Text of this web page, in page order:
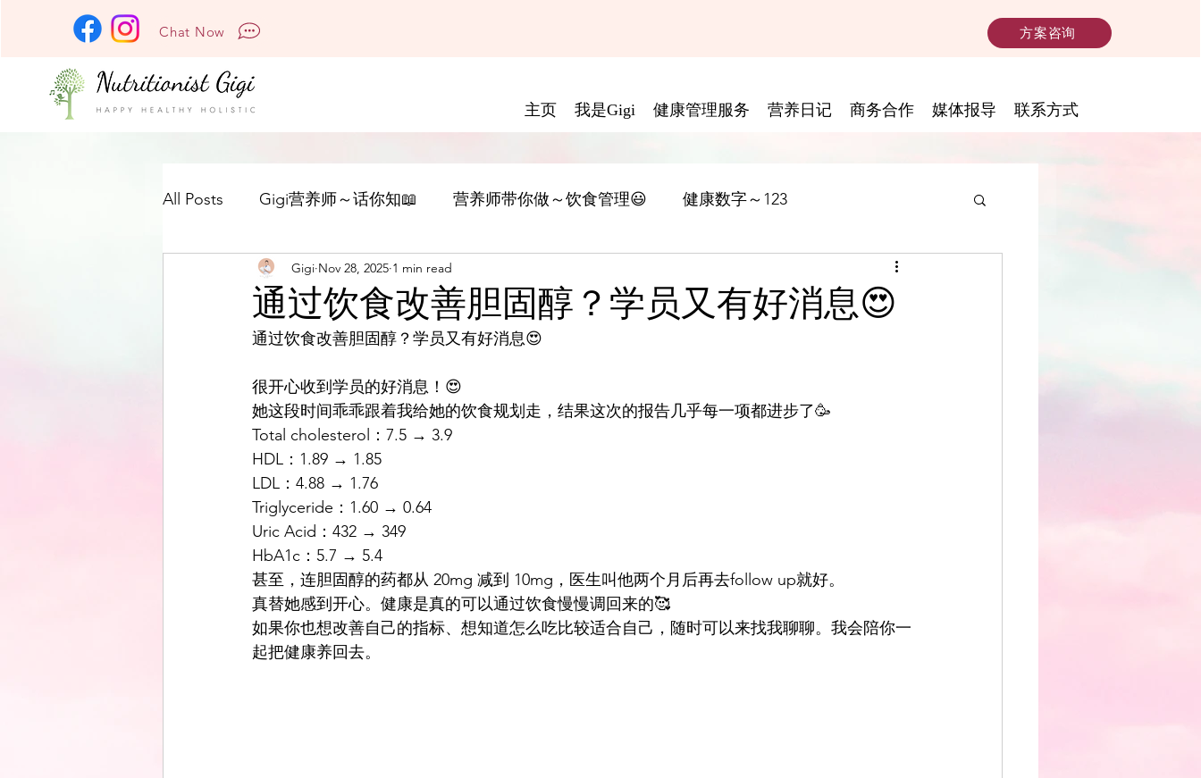
Chat Now 方案咨询
主页 我是Gigi 健康管理服务 营养日记 商务合作 媒体报导 联系方式
All Posts Gigi营养师～话你知📖 营养师带你做～饮食管理😃 健康数字～123
通过饮食改善胆固醇？学员又有好消息😍
Gigi Nov 28, 2025 1 min read
通过饮食改善胆固醇？学员又有好消息😍
很开心收到学员的好消息！😍
她这段时间乖乖跟着我给她的饮食规划走，结果这次的报告几乎每一项都进步了🥳
Total cholesterol：7.5 → 3.9
HDL：1.89 → 1.85
LDL：4.88 → 1.76
Triglyceride：1.60 → 0.64
Uric Acid：432 → 349
HbA1c：5.7 → 5.4
甚至，连胆固醇的药都从 20mg 减到 10mg，医生叫他两个月后再去follow up就好。
真替她感到开心。健康是真的可以通过饮食慢慢调回来的🥰
如果你也想改善自己的指标、想知道怎么吃比较适合自己，随时可以来找我聊聊。我会陪你一
起把健康养回去。